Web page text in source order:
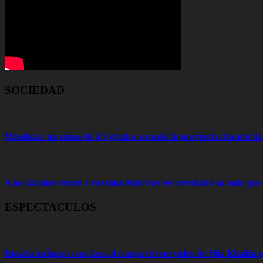
SOCIEDAD
Mendoza: un sismo de 4,3 grados sacudió la provincia durante
A los 54 años murió Ernestina Pais tras ser arrollado su auto
ESPECTACULOS
Rosalía indignó a sus fans al compartir un video de Mia Khalifa